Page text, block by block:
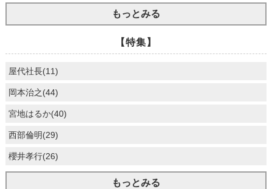
もっとみる
【特集】
屋代社長(11)
岡本治之(44)
宮地はるか(40)
西部倫明(29)
櫻井孝行(26)
もっとみる